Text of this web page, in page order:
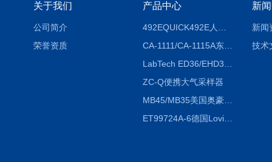
关于我们
公司简介
荣誉资质
产品中心
CA-1111/CA-1115A东京理化EYELA CA-1111/CA-1115A冷却水循环装置
ZC-Q便携大气采样器
MB45/MB35美国奥豪斯OHAUS MB45/MB35卤素红外水分测定仪
ET99724A-6德国Lovibond ET99724A-6微电脑BOD测定仪
新
新闻
技术